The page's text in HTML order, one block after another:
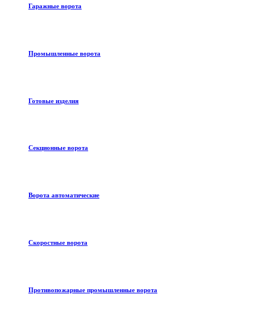
Гаражные ворота
Промышленные ворота
Готовые изделия
Секционные ворота
Ворота автоматические
Скоростные ворота
Противопожарные промышленные ворота